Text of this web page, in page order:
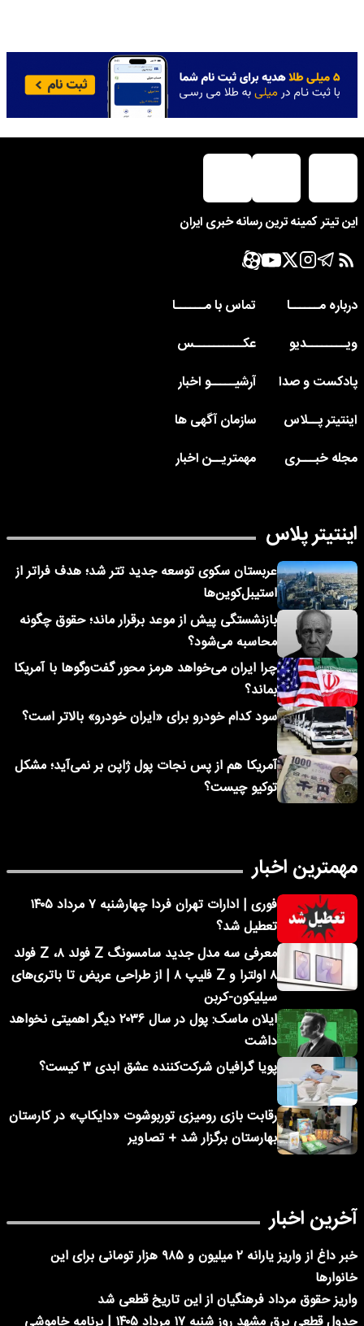
این تیتر کمینه ترین رسانه خبری ایران
درباره مــــــا
تماس با مــــــا
ویــــــــدیو
عکــــــــــس
پادکست و صدا
آرشیـــــو اخبار
اینتیتر پــلاس
سازمان آگهی ها
مجله خبـــری
مهمتریــن اخبار
اینتیتر پلاس
عربستان سکوی توسعه جدید تتر شد؛ هدف فراتر از
استیبل‌کوین‌ها
بازنشستگی پیش از موعد برقرار ماند؛ حقوق چگونه
محاسبه می‌شود؟
چرا ایران می‌خواهد هرمز محور گفت‌وگوها با آمریکا
بماند؟
سود کدام خودرو برای «ایران خودرو» بالاتر است؟
آمریکا هم از پس نجات پول ژاپن بر نمی‌آید؛ مشکل
توکیو چیست؟
مهمترین اخبار
فوری | ادارات تهران فردا چهارشنبه ۷ مرداد ۱۴۰۵
تعطیل شد؟
معرفی سه مدل جدید سامسونگ Z فولد ۸، Z فولد
۸ اولترا و Z فلیپ ۸ | از طراحی عریض تا باتری‌های
سیلیکون-کربن
ایلان ماسک: پول در سال ۲۰۳۶ دیگر اهمیتی نخواهد
داشت
پویا گرافیان شرکت‌کننده عشق ابدی ۳ کیست؟
رقابت بازی رومیزی توربوشوت «دایکاپ» در کارستان
بهارستان برگزار شد + تصاویر
آخرین اخبار
خبر داغ از واریز یارانه ۲ میلیون و ۹۸۵ هزار تومانی برای این
خانوارها
واریز حقوق مرداد فرهنگیان از این تاریخ قطعی شد